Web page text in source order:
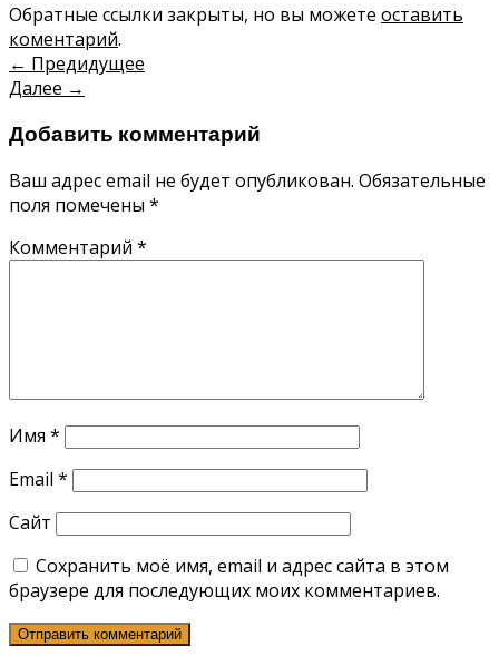
Обратные ссылки закрыты, но вы можете оставить
коментарий.
← Предидущее
Далее →
Добавить комментарий
Ваш адрес email не будет опубликован. Обязательные
поля помечены *
Комментарий *
Имя *
Email *
Сайт
Сохранить моё имя, email и адрес сайта в этом
браузере для последующих моих комментариев.